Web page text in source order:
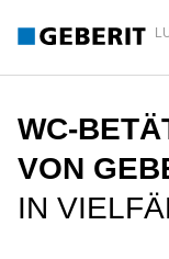
WC-
VON
IN